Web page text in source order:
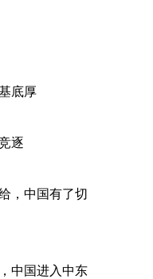
底厚
逐
，中国有了切
中国进入中东